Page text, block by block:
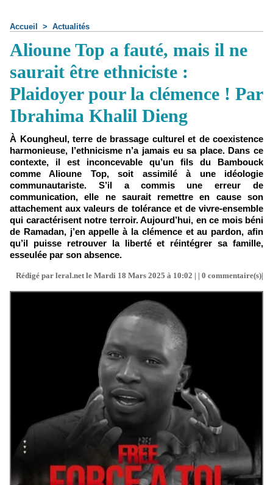
Accueil > Actualités
Alioune Top a fauté, mais il ne
saurait être ethniciste :
Plaidoyer pour la clémence ! Par
Ibrahima Khalil Dieng
À Koungheul, terre de brassage culturel et de coexistence
harmonieuse, l’ethnicisme n’a jamais eu sa place. Dans ce
contexte, il est inconcevable qu’un fils du Bambouck
comme Alioune Top, soit assimilé à une idéologie
communautariste. S’il a commis une erreur de
communication, elle ne saurait remettre en cause son
attachement aux valeurs de tolérance et de vivre-ensemble
qui caractérisent notre terroir. Aujourd’hui, en ce mois béni
de Ramadan, j’en appelle à la clémence et au pardon, afin
qu’il puisse retrouver la liberté et réintégrer sa famille,
esseulée par son absence.
Rédigé par leral.net le Mardi 18 Mars 2025 à 10:02 | | 0 commentaire(s)|